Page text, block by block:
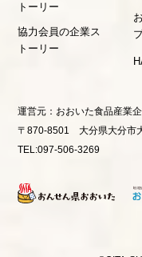
トーリー
協力会員の企業ス
トーリー
運営元： おおいた食品産業
〒870-8501 大分県大分市
TEL:097-506-3269